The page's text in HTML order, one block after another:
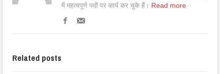
में महत्वपूर्ण पदों पर कार्य कर चुके हैं। Read more
Related posts